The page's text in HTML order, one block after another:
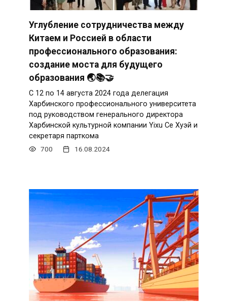
Углубление сотрудничества между
Китаем и Россией в области
профессионального образования:
создание моста для будущего
образования 🌏📚🤝
С 12 по 14 августа 2024 года делегация
Харбинского профессионального университета
под руководством генерального директора
Харбинской культурной компании Yixu Се Хуэй и
секретаря парткома
700 16.08.2024